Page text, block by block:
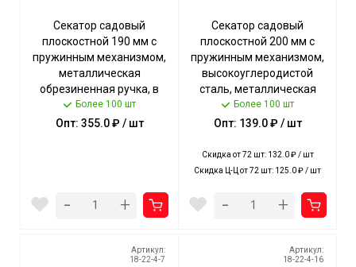
Секатор садовый
плоскостной 190 мм с
пружинным механизмом,
металлическая
обрезиненная ручка, в
блистере арт. 180050 $
[120] Богатый урожай
Более 100 шт
Опт: 355.0 ₽ / шт
- +
Секатор садовый
плоскостной 200 мм с
пружинным механизмом,
высокоуглеродистой
сталь, металлическая
ручка, в блистере арт.
180051 $ [72] Богатый
Более 100 шт
Опт: 139.0 ₽ / шт
Скидка от 72 шт: 132.0 ₽ / шт
Скидка Ц-Ц от 72 шт: 125.0 ₽ / шт
- +
Артикул:
18-22-4-7
Артикул:
18-22-4-16